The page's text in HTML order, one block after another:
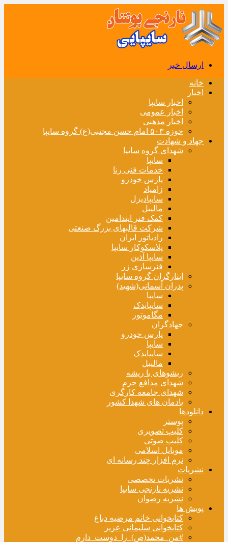
ارسال خبر
خانه
اخبار
اخبار سایپا
اخبار عمومی
اخبار مذهبی
حوزه ۵۰۳ امام حسن مجتبی(ع) گروه سایپا
جهاد و شهادت
شهدای گروه سایپا
سایپا
خدمات فنی رنا
پارس خودرو
زامیاد
سایپادیزل
مالیبل
کمک فنر ایندامین
شرکت قالبهای بزرگ صنعتی
رادیاتور ایران
پلاسکوکار سایپا
سایپا آذین
فنرسازی زر
ایثارگران گروه سایپا
پدران آسمانی(شهید)
سایپا
سایپایدک
مگاموتور
جهادگران
پارس خودرو
سایپا
سایپایدک
مالیبل
ریشوهای با ریشه
شهدای مدافع حرم
شهدای جامعه کارگری
یادمان های شهدا کشور
دانلودها
پوستر
کلیپ تصویری
کلیپ صوتی
موبایل اسلامی
نرم افزار چند رسانه ای
نشریات
نشریات تخصصی
نشریه نارنجی سایپا
نشریه رضوان
پویش ها
کتابخوانی خانم مرضیه دباغ
کتابخوانی سلیمانی عزیز
#من_محمد(ص)_را_دوست_دارم